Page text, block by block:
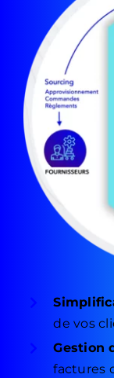
de vos
Gestion
factures